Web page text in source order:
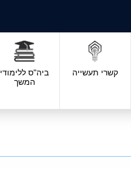
קשרי תעשייה
ביה"ס ללימודי
המשך